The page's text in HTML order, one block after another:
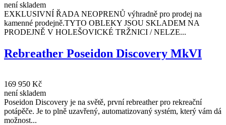
není skladem
EXKLUSIVNÍ ŘADA NEOPRENŮ výhradně pro prodej na
kamenné prodejně.TYTO OBLEKY JSOU SKLADEM NA
PRODEJNĚ V HOLEŠOVICKÉ TRŽNICI / NELZE...
Rebreather Poseidon Discovery MkVI
169 950 Kč
není skladem
Poseidon Discovery je na světě, první rebreather pro rekreační
potápěče. Je to plně uzavřený, automatizovaný systém, který vám dá
možnost...